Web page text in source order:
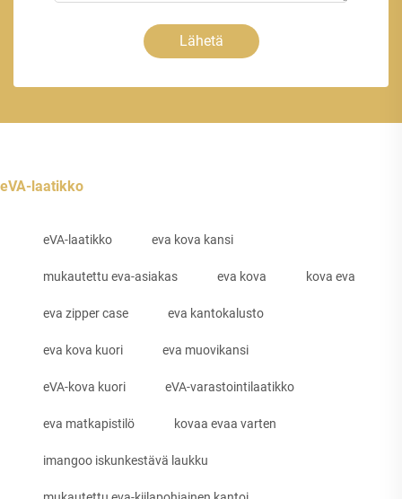
Lähetä
eVA-laatikko
eVA-laatikko eva kova kansi
mukautettu eva-asiakas eva kova kova eva
eva zipper case eva kantokalusto
eva kova kuori eva muovikansi
eVA-kova kuori eVA-varastointilaatikko
eva matkapistilö kovaa evaa varten
imangoo iskunkestävä laukku